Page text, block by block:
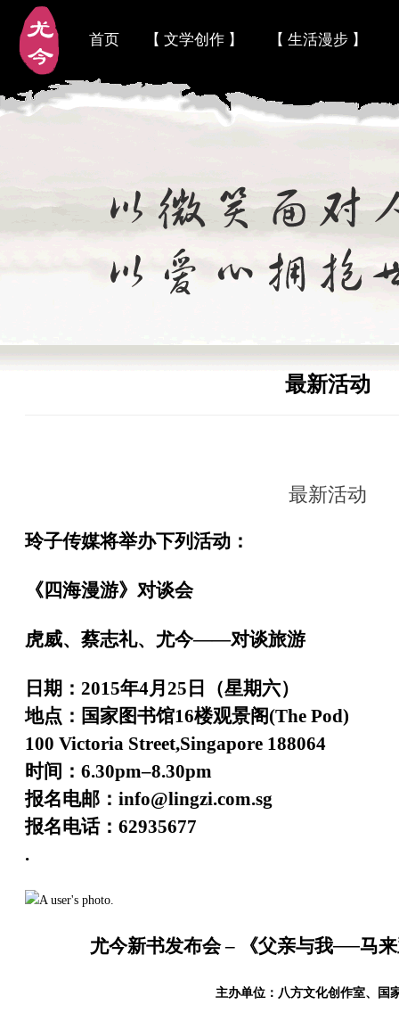
首页 【 文学创作 】 【 生活漫步 】
最新活动
最新活动
玲子传媒将举办下列活动：
《四海漫游》对谈会
虎威、蔡志礼、尤今——对谈旅游
日期：2015年4月25日（星期六）
地点：国家图书馆16楼观景阁(The Pod)
100 Victoria Street,Singapore 188064
时间：6.30pm–8.30pm
报名电邮：info@lingzi.com.sg
报名电话：62935677
.
尤今新书发布会 – 《父亲与我──马
主办单位：八方文化创作室、国